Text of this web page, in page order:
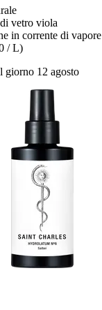
vetro viola
in corrente di vapore
/ L)
giorno 12 agosto